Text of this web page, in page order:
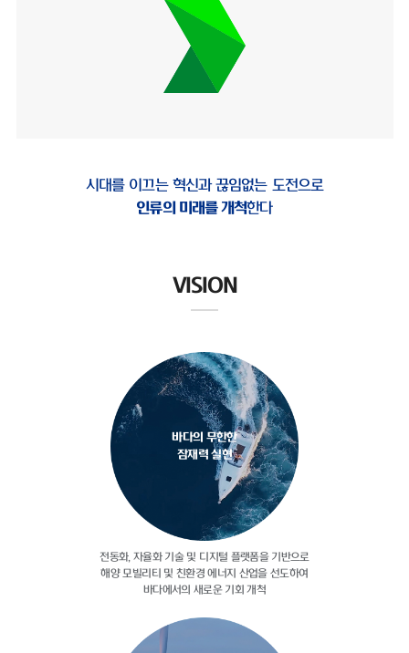
시대를 이끄는 혁신과 끊임없는 도전으로
인류의 미래를 개척한다
VISION
바다의 무한한
잠재력 실현
전동화, 자율화 기술 및 디지털 플랫폼을 기반으로
해양 모빌리티 및 친환경 에너지 산업을 선도하여
바다에서의 새로운 기회 개척